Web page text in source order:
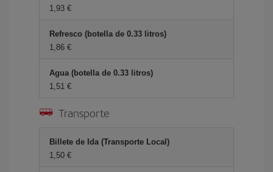
1,93
Refresco (botella de 0.33 litros)
1,86
Agua (botella de 0.33 litros)
1,51
Transporte
Billete de Ida (Transporte Local)
1,50